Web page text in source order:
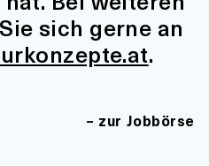
sich gerne an
.
zur Jobbörse